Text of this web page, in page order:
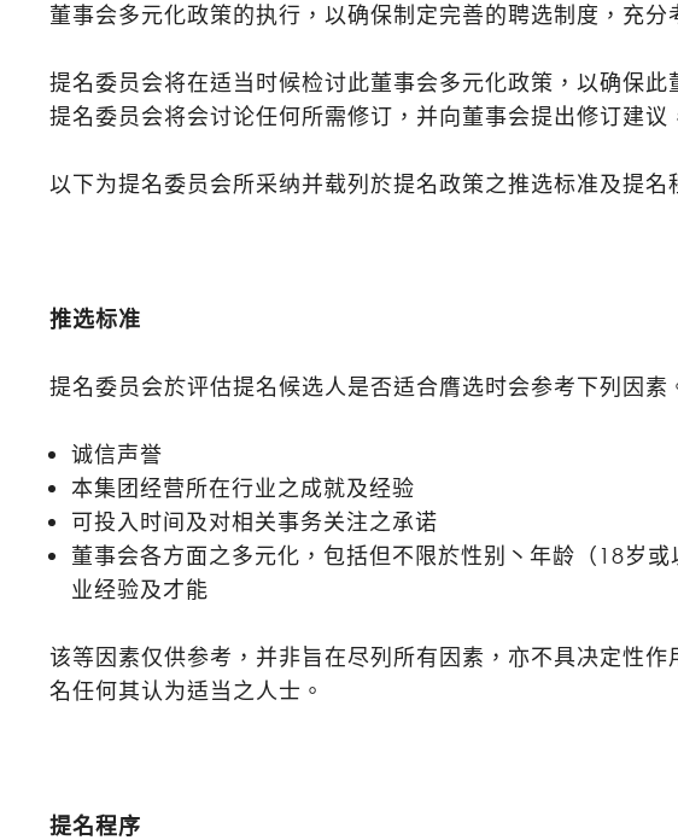
董事会多元化政策的执行，以确保制定完善的聘选制度，充分
提名委员会将在适当时候检讨此董事会多元化政策，以确保此
提名委员会将会讨论任何所需修订，并向董事会提出修订建议
以下为提名委员会所采纳并载列於提名政策之推选标准及提名
推选标准
提名委员会於评估提名候选人是否适合膺选时会参考下列因素
诚信声誉
本集团经营所在行业之成就及经验
可投入时间及对相关事务关注之承诺
董事会各方面之多元化，包括但不限於性别丶年龄（18岁
业经验及才能
该等因素仅供参考，并非旨在尽列所有因素，亦不具决定性
名任何其认为适当之人士。
提名程序